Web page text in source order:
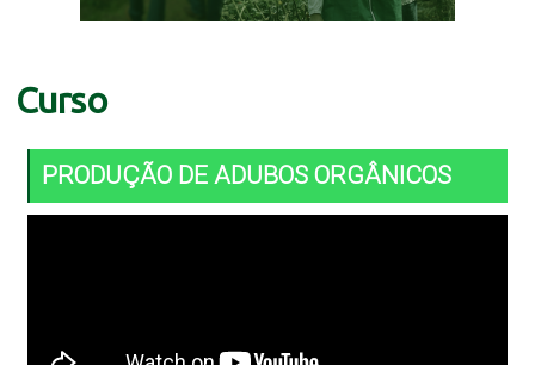
Curso
PRODUÇÃO DE ADUBOS ORGÂNICOS